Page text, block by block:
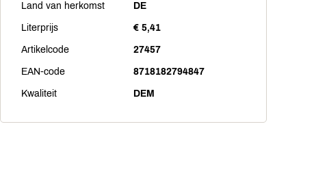
Land van herkomst DE
Literprijs € 5,41
Artikelcode 27457
EAN-code 8718182794847
Kwaliteit DEM